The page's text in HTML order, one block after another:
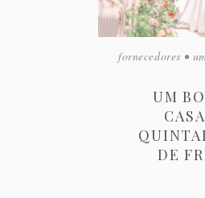
fornecedores •
UM
DE